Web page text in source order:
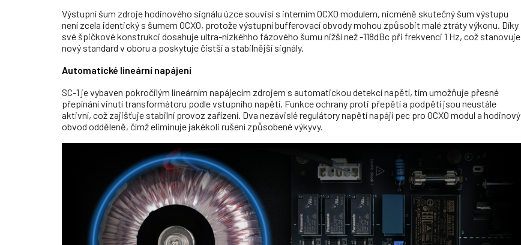
Výstupní šum zdroje hodinového signálu úzce souvisí s interním OCXO modulem, nicméně skutečný šum výstupu
není zcela identický s šumem OCXO, protože výstupní bufferovací obvody mohou způsobit malé ztráty výkonu. Díky
své špičkové konstrukci dosahuje ultra-nízkéhho fázového šumu nižší než -118dBc při frekvenci 1 Hz, což stanovuje
nový standard v oboru a poskytuje čistší a stabilnější signály.
Automatické lineární napájení
SC-1 je vybaven pokročilým lineárním napájecím zdrojem s automatickou detekcínapětí, tím umožňuje přesné
přepínání vinutí transformátoru podle vstupního napětí. Funkce ochrany proti přepětí a podpětí jsou neustále
aktivní, což zajišťuje stabilní provoz zařízení. Dva nezávislé regulátory napětí napájí pec pro OCXO modul a hodinový
obvod odděleně, čímž eliminuje jakékoli rušení způsobené výkyvy.